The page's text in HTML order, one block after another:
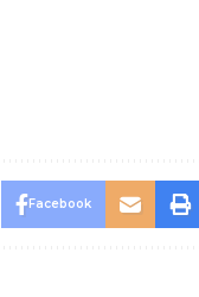
Facebook